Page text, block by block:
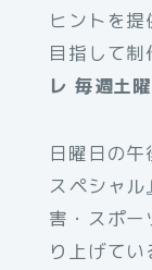
ヒントを
目指して制
レ 毎週土
日曜日の
スペシャ
害・スポ
り上げて